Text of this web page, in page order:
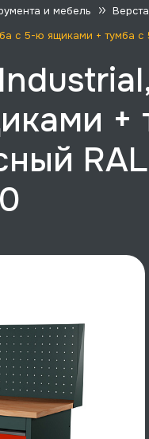
и мебель
с 5-ю ящиками + тумба